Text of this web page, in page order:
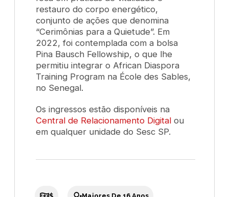
restauro do corpo energético,
conjunto de ações que denomina
“Cerimônias para a Quietude”. Em
2022, foi contemplada com a bolsa
Pina Bausch Fellowship, o que lhe
permitiu integrar o African Diaspora
Training Program na École des Sables,
no Senegal.
Os ingressos estão disponíveis na
Central de Relacionamento Digital ou
em qualquer unidade do Sesc SP.